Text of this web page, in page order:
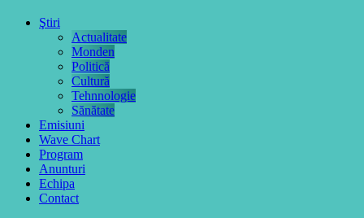
Ştiri
Actualitate
Monden
Politică
Cultură
Tehnnologie
Sănătate
Emisiuni
Wave Chart
Program
Anunturi
Echipa
Contact